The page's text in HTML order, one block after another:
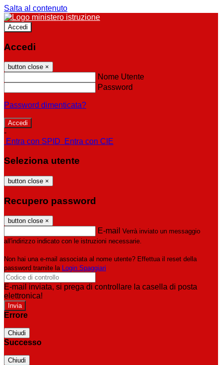
Salta al contenuto
Accedi
Accedi
button close ×
Nome Utente
Password
Password dimenticata?
-
Entra con SPID
Entra con CIE
Seleziona utente
button close ×
Recupero password
button close ×
E-mail Verrà inviato un messaggio
all'indirizzo indicato con le istruzioni necessarie.
Non hai una e-mail associata al nome utente? Effettua il reset della
password tramite la Login Spaggiari
E-mail inviata, si prega di controllare la casella di posta
elettronica!
Errore
Chiudi
Successo
Chiudi